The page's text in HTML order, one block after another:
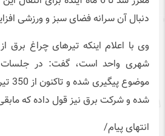
دنبال آن سرانه فضای سبز و ورزشی
وی با اعلام اینکه تیرهای چراغ برق
شهری واحد است، گفت: در جلسات
شده و شرکت برق نیز قول داده که
انتهای پیام/